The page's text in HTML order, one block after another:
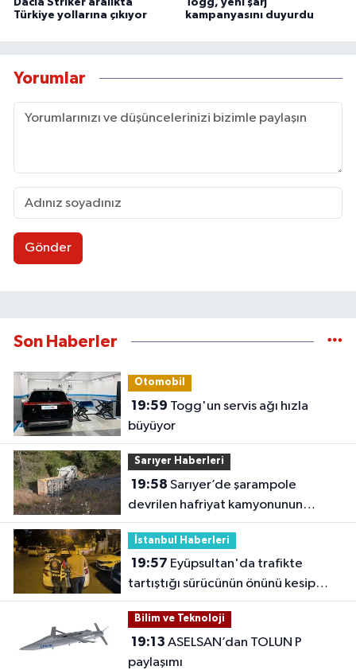
Dacia Striker aralıkta
Türkiye yollarına çıkıyor
Togg, yeni şarj
kampanyasını duyurdu
Yorumlar
Gönder
Son Haberler
Otomobil
19:59
büyüyor
Sarıyer Haberleri
19:58
devrilen hafriyat kamyonunun
şoförü yaralandı
İstanbul Haberleri
19:57
tartıştığı sürücünün önünü kesip
tehdit eden saldırgana 180 bin lira
ceza
Bilim ve Teknoloji
19:13
paylaşımı